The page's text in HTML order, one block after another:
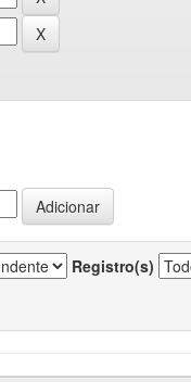
Registro(s)